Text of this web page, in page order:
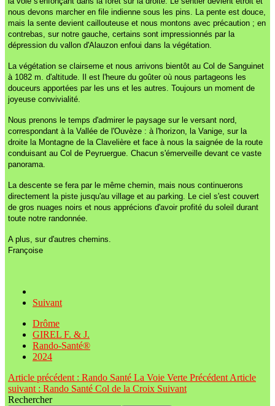
nous devons marcher en file indienne sous les pins. La pente est douce,
mais la sente devient caillouteuse et nous montons avec précaution ; en
contrebas, sur notre gauche, certains sont impressionnés par la
dépression du vallon d'Alauzon enfoui dans la végétation.
La végétation se clairseme et nous arrivons bientôt au Col de Sanguinet
à 1082 m. d'altitude. Il est l'heure du goûter où nous partageons les
douceurs apportées par les uns et les autres. Toujours un moment de
joyeuse convivialité.
Nous prenons le temps d'admirer le paysage sur le versant nord,
correspondant à la Vallée de l'Ouvèze : à l'horizon, la Vanige, sur la
droite la Montagne de la Clavelière et face à nous la saignée de la route
conduisant au Col de Peyruergue. Chacun s'émerveille devant ce vaste
panorama.
La descente se fera par le même chemin, mais nous continuerons
directement la piste jusqu'au village et au parking. Le ciel s'est couvert
de gros nuages noirs et nous apprécions d'avoir profité du soleil durant
toute notre randonnée.
A plus, sur d'autres chemins.
Françoise
Suivant
Drôme
GIREL F. & J.
Rando-Santé®
2024
Article précédent : Rando Santé La Voie Verte Précédent Article
suivant : Rando Santé Col de la Croix Suivant
Rechercher